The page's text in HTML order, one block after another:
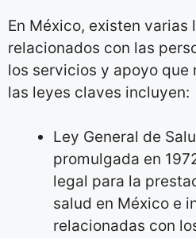
En México, existen varias
relacionados con las
los servicios y apoyo que
las leyes claves incluyen:
Ley General de
promulgada en
legal para la
salud en México e
relacionadas con